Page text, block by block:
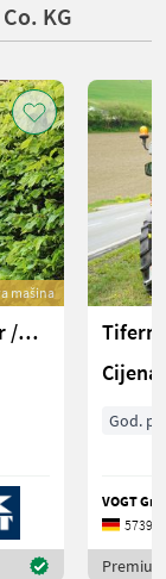
KG
mašina
Tifermec TS260/120 Heckenschneider /Heckenschere
God.
VOGT
57392